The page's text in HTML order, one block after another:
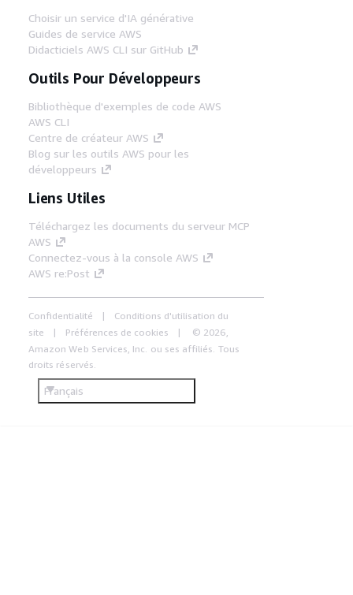
Choisir un service d'IA générative
Guides de service AWS
Didacticiels AWS CLI sur GitHub
Outils Pour Développeurs
Bibliothèque d'exemples de code AWS
AWS CLI
Centre de créateur AWS
Blog sur les outils AWS pour les
développeurs
Liens Utiles
Téléchargez les documents du serveur MCP
AWS
Connectez-vous à la console AWS
AWS re:Post
Confidentialité
Conditions d'utilisation du
site
Préférences de cookies
© 2026,
Amazon Web Services, Inc. ou ses affiliés. Tous
droits réservés.
Français